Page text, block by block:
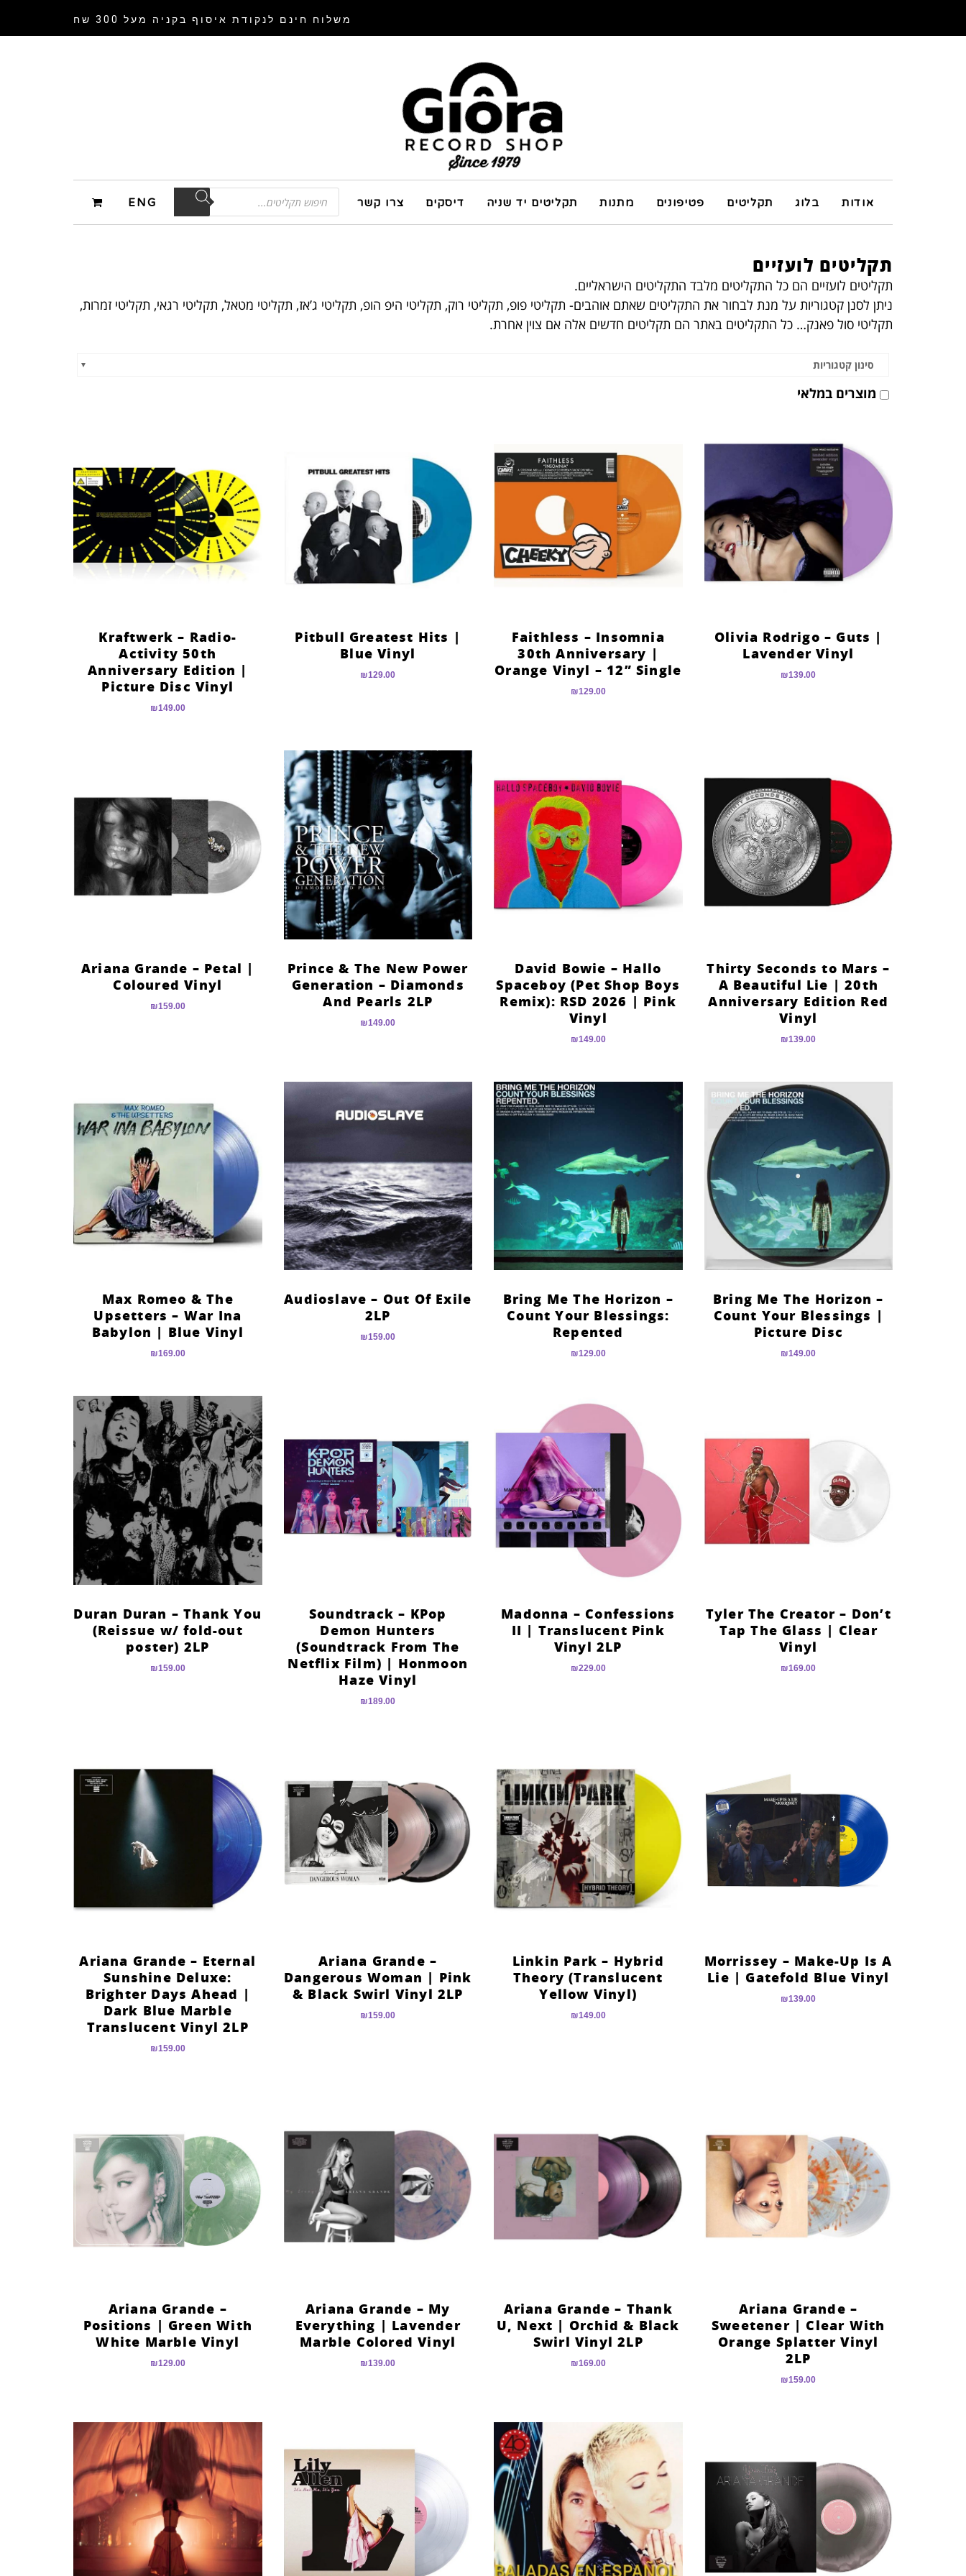
משלוח חינם לנקודת איסוף בקניה מעל 300 שח
אודות בלוג תקליטים פטיפונים מתנות תקליטים יד שניה דיסקים צרו קשר ENG
תקליטים לועזיים
תקליטים לועזיים הם כל התקליטים מלבד התקליטים הישראליים.
ניתן לסנן קטגוריות על מנת לבחור את התקליטים שאתם אוהבים- תקליטי פופ, תקליטי רוק, תקליטי היפ הופ, תקליטי ג’אז, תקליטי מטאל, תקליטי רגאי, תקליטי זמרות,
תקליטי סול פאנק… כל התקליטים באתר הם תקליטים חדשים אלה אם צוין אחרת.
סינון קטגוריות
מוצרים במלאי
Olivia Rodrigo – Guts |
Lavender Vinyl
₪139.00
Faithless – Insomnia
30th Anniversary |
Orange Vinyl – 12” Single
₪129.00
Pitbull Greatest Hits |
Blue Vinyl
₪129.00
Kraftwerk – Radio-
Activity 50th
Anniversary Edition |
Picture Disc Vinyl
₪149.00
Thirty Seconds to Mars –
A Beautiful Lie | 20th
Anniversary Edition Red
Vinyl
₪139.00
David Bowie – Hallo
Spaceboy (Pet Shop Boys
Remix): RSD 2026 | Pink
Vinyl
₪149.00
Prince & The New Power
Generation – Diamonds
And Pearls 2LP
₪149.00
Ariana Grande – Petal |
Coloured Vinyl
₪159.00
Bring Me The Horizon –
Count Your Blessings |
Picture Disc
₪149.00
Bring Me The Horizon –
Count Your Blessings:
Repented
₪129.00
Audioslave – Out Of Exile
2LP
₪159.00
Max Romeo & The
Upsetters – War Ina
Babylon | Blue Vinyl
₪169.00
Tyler The Creator – Don’t
Tap The Glass | Clear
Vinyl
₪169.00
Madonna – Confessions
II | Translucent Pink
Vinyl 2LP
₪229.00
Soundtrack – KPop
Demon Hunters
(Soundtrack From The
Netflix Film) | Honmoon
Haze Vinyl
₪189.00
Duran Duran – Thank You
(Reissue w/ fold-out
poster) 2LP
₪159.00
Morrissey – Make-Up Is A
Lie | Gatefold Blue Vinyl
₪139.00
Linkin Park – Hybrid
Theory (Translucent
Yellow Vinyl)
₪149.00
Ariana Grande –
Dangerous Woman | Pink
& Black Swirl Vinyl 2LP
₪159.00
Ariana Grande – Eternal
Sunshine Deluxe:
Brighter Days Ahead |
Dark Blue Marble
Translucent Vinyl 2LP
₪159.00
Ariana Grande –
Sweetener | Clear With
Orange Splatter Vinyl
2LP
₪159.00
Ariana Grande – Thank
U, Next | Orchid & Black
Swirl Vinyl 2LP
₪169.00
Ariana Grande – My
Everything | Lavender
Marble Colored Vinyl
₪139.00
Ariana Grande –
Positions | Green With
White Marble Vinyl
₪129.00